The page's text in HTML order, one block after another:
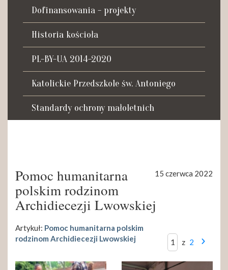
Parafia św. Piotra z Alkantary
i św. Antoniego z Padwy
Tadeusza Kościuszki 27a
07-100 Węgrów
e-mail:rkosk@op.pl; wegrow.klasztor@drohiczynska.pl
Numer konta:
59 9236 0008 0012 8645 2000 0010
Dofinansowania - projekty
Historia kościoła
PL-BY-UA 2014-2020
Katolickie Przedszkole św. Antoniego
Standardy ochrony małoletnich
15 czerwca 2022
Pomoc humanitarna
polskim rodzinom
Archidiecezji Lwowskiej
z 2
Artykuł: Pomoc humanitarna polskim
rodzinom Archidiecezji Lwowskiej